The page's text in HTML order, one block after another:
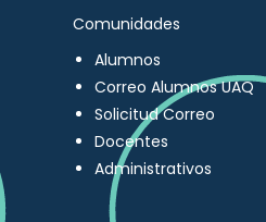
Comunidades
Alumnos
Correo Alumnos UAQ
Solicitud Correo
Docentes
Administrativos